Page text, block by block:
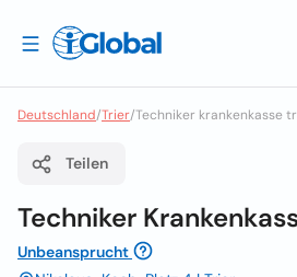
Deutschland/Trier/Techniker krankenkasse
Teilen
Techniker
Unbeansprucht